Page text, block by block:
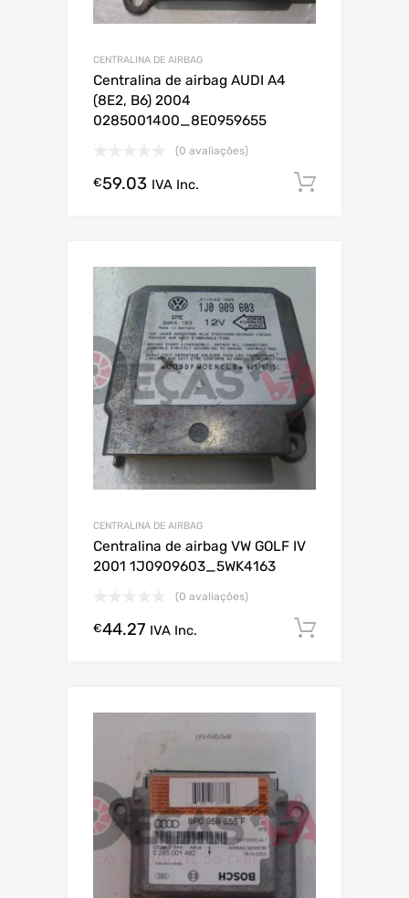
CENTRALINA DE AIRBAG
Centralina de airbag AUDI A4
(8E2, B6) 2004
0285001400_8E0959655
(0 avaliações)
€59.03 IVA Inc.
CENTRALINA DE AIRBAG
Centralina de airbag VW GOLF IV
2001 1J0909603_5WK4163
(0 avaliações)
€44.27 IVA Inc.